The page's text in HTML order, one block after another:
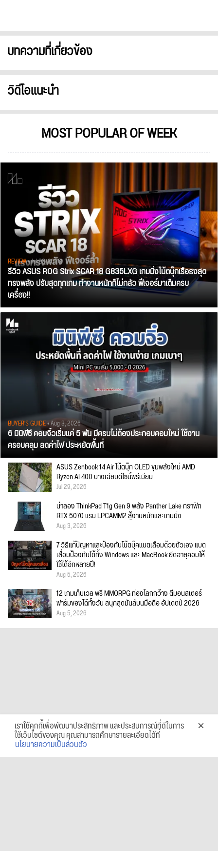
บทความที่เกี่ยวข้อง
วิดีโอแนะนำ
MOST POPULAR OF WEEK
REVIEW• Jul 28, 2026
รีวิว ASUS ROG Strix SCAR 18 G835LXG เกมมิ่งโน้ตบุ๊กเรือธงสุด
ทรงพลัง ปรับสุดทุกเกม ทำงานหนักก็ไม่กลัว ฟีเจอร์มาเต็มครบ
เครื่อง!!
BUYER'S GUIDE• Aug 3, 2026
6 มินิพีซี คอมจิ๋วเริ่มแค่ 5 พัน มีครบไม่ต้องประกอบคอมใหม่ ใช้งาน
ครอบคลุม ลดค่าไฟ ประหยัดพื้นที่
ASUS Zenbook 14 Air โน้ตบุ๊ก OLED ขุมพลังใหม่ AMD
Ryzen AI 400 บางเฉียบดีไซน์พรีเมียม
Jul 29, 2026
น่าลอง ThinkPad T1g Gen 9 พลัง Panther Lake กราฟิก
RTX 5070 แรม LPCAMM2 สู้งานหนักและเกมมิ่ง
Aug 3, 2026
7 วิธีแก้ปัญหาและป้องกันโน๊ตบุ๊คแบตเสื่อมด้วยตัวเอง แบต
เสื่อมป้องกันได้ทั้ง Windows และ MacBook ยืดอายุคอมให้
ใช้ได้อีกหลายปี!
Aug 5, 2026
12 เกมเก็บเวล ฟรี MMORPG ท่องโลกกว้าง ตีมอนสเตอร์
ฟาร์มของได้ทั้งวัน สนุกสุดมันส์บนมือถือ อัปเดตปี 2026
Aug 5, 2026
เราใช้คุกกี้เพื่อพัฒนาประสิทธิภาพ และประสบการณ์ที่ดีในการ
ใช้เว็บไซต์ของคุณ คุณสามารถศึกษารายละเอียดได้ที่
นโยบายความเป็นส่วนตัว